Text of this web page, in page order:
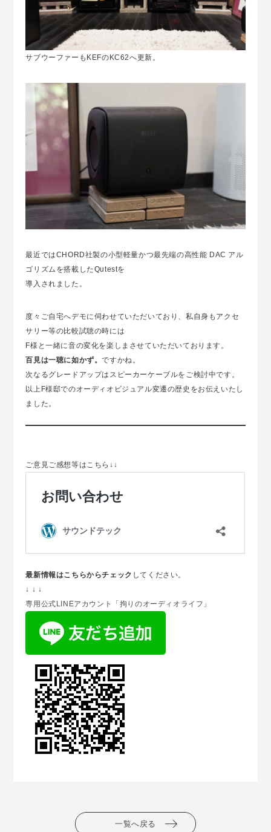
サブウーファーもKEFのKC62へ更新。
最近ではCHORD社製の小型軽量かつ最先端の高性能 DAC アル
ゴリズムを搭載したQutestを
導入されました。
度々ご自宅へデモに伺わせていただいており、私自身もアクセ
サリー等の比較試聴の時には
F様と一緒に音の変化を楽しまさせていただいております。
百見は一聴に如かず。ですかね。
次なるグレードアップはスピーカーケーブルをご検討中です。
以上F様邸でのオーディオビジュアル変遷の歴史をお伝えいたし
ました。
ご意見ご感想等はこちら↓↓
最新情報はこちらからチェック してください。
↓ ↓ ↓
専用公式LINEアカウント「拘りのオーディオライフ」
一覧へ戻る